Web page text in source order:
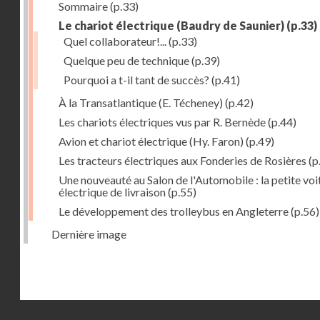
Sommaire(p.33)
Le chariot électrique (Baudry de Saunier) (p.33)
Quel collaborateur!...
(p.33)
Quelque peu de technique(p.39)
Pourquoi a t-il tant de succès? (p.41)
À la Transatlantique (E. Técheney) (p.42)
Les chariots électriques vus par R. Bernède(p.44)
Avion et chariot électrique (Hy. Faron) (p.49)
Les tracteurs électriques aux Fonderies de Rosières
Une nouveauté au Salon de l'Automobile : la petite
électrique de livraison(p.55)
Le développement des trolleybus en Angleterre(p.56)
Dernière image